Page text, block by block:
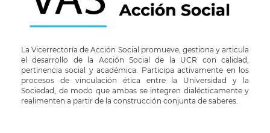
La Vicerrectoría de Acción Social promueve, gestiona y articula
el desarrollo de la Acción Social de la UCR con calidad,
pertinencia social y académica. Participa activamente en los
procesos de vinculación ética entre la Universidad y la
Sociedad, de modo que ambas se integren dialécticamente y
realimenten a partir de la construcción conjunta de saberes.